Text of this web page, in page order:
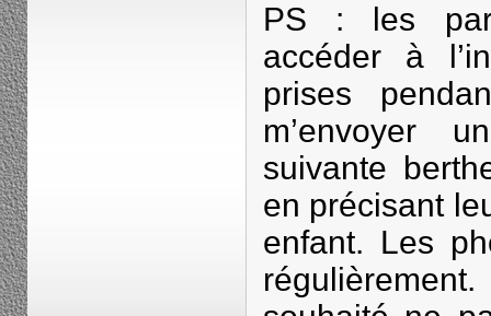
PS : les
accéder à
prises
m’envoyer
suivante
en précisant
enfant. Les